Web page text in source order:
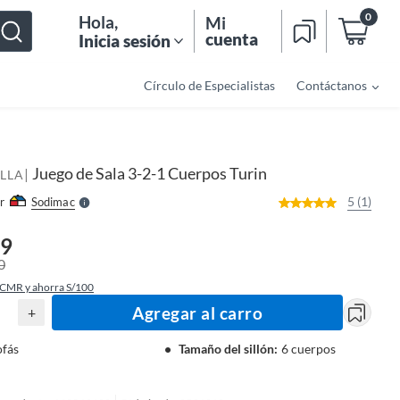
Hola,
Inicia sesión
Mi
cuenta
0
Círculo de Especialistas Contáctanos
| Juego de Sala 3-2-1 Cuerpos Turin
SodimacS
l
l
5 (1)
y ahorra S/100
+ Agregar al carro
Tamaño del sillón: 6 cuerpos